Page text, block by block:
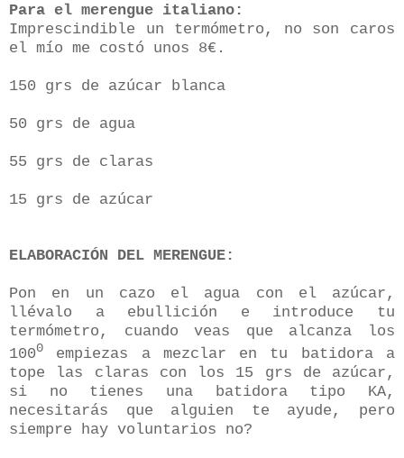
Para el merengue italiano:
Imprescindible un termómetro, no son caros
el mío me costó unos 8€.
150 grs de azúcar blanca
50 grs de agua
55 grs de claras
15 grs de azúcar
ELABORACIÓN DEL MERENGUE:
Pon en un cazo el agua con el azúcar,
llévalo a ebullición e introduce tu
termómetro, cuando veas que alcanza los
1000 empiezas a mezclar en tu batidora a
tope las claras con los 15 grs de azúcar,
si no tienes una batidora tipo KA,
necesitarás que alguien te ayude, pero
siempre hay voluntarios no?